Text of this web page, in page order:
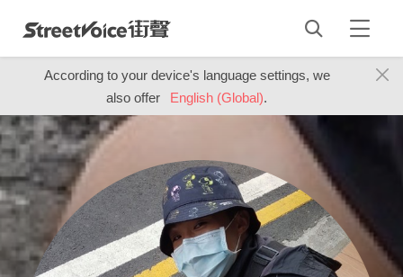
According to your device's language settings, we
also offer
English (Global).